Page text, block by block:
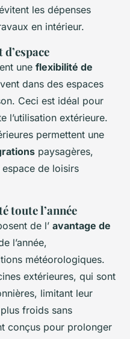
les dépenses
en intérieur.
une flexibilité de
dans des espaces
Ceci est idéal pour
l’utilisation extérieure.
permettent une
paysagères,
de loisirs
toute l’année
de l’ avantage de
l’année,
météorologiques.
extérieures, qui sont
limitant leur
froids sans
conçus pour prolonger